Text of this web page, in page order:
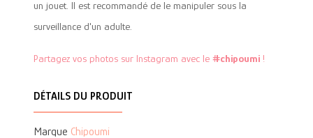
un jouet. Il est recommandé de le manipuler sous la
surveillance d'un adulte.
Partagez vos photos sur Instagram avec le #chipoumi !
DÉTAILS DU PRODUIT
Marque Chipoumi